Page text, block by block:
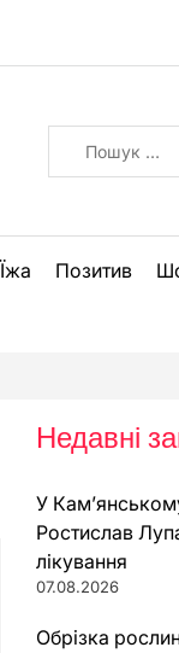
Їжа Позитив
Недавні
У
Ростислав
лікування
07.08.2026
Обрізка